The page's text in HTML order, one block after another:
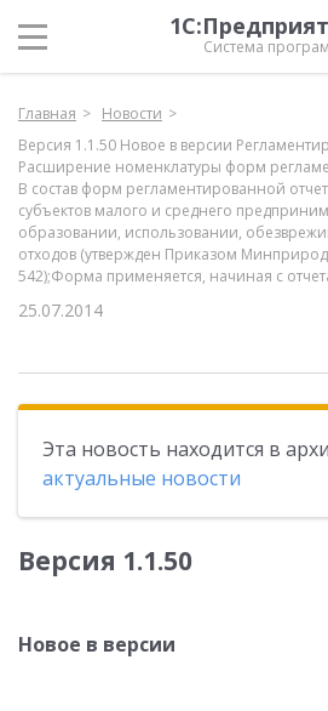
Система
Главная
Новости
Версия 1.1.50 Новое в версии
Расширение номенклатуры форм
В состав форм регламентированной
субъектов малого и среднего
образовании, использовании,
отходов (утвержден Приказом
542);Форма применяется, начиная с
25.07.2014
Эта новость находится в
актуальные новости
Версия 1.1.50
Новое в версии